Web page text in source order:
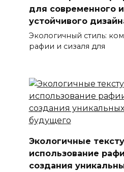
для современного
устойчивого
Экологичный стиль:
рафии и сизаля для
Экологичные
использование
создания